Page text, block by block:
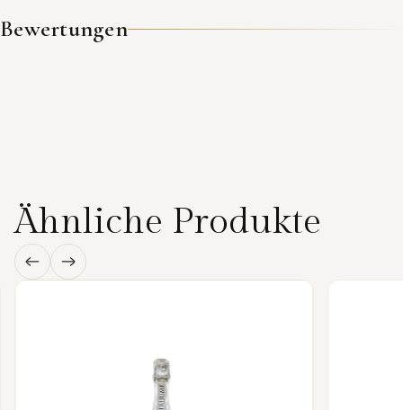
Bewertungen
Ähnliche Produkte